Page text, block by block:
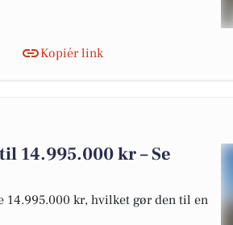
Kopiér link
14.995.000 kr – Se
14.995.000 kr, hvilket gør den til en